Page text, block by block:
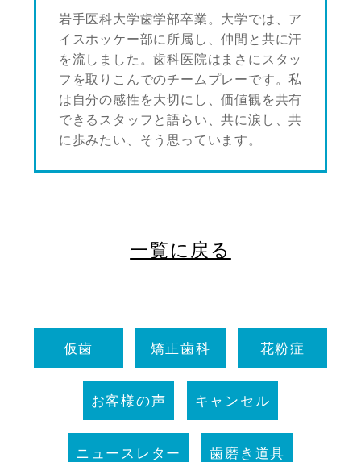
岩手医科大学歯学部卒業。大学では、ア
イスホッケー部に所属し、仲間と共に汗
を流しました。歯科医院はまさにスタッ
フを取りこんでのチームプレーです。私
は自分の感性を大切にし、価値観を共有
できるスタッフと語らい、共に涙し、共
に歩みたい、そう思っています。
一覧に戻る
仮歯 矯正歯科 花粉症
お客様の声 キャンセル
ニュースレター 歯磨き道具